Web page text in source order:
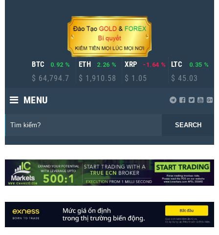
BTC
$ 64,794.7
0.92 %
ETH
$ 1,910.58
2.26 %
XRP
$ 1.05
-1.64 %
LTC
$ 45.03
0.35 %
SEARCH
MENU